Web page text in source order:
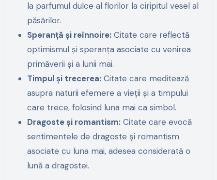
la parfumul dulce al florilor la ciripitul vesel al
păsărilor.
Speranță și reînnoire: Citate care reflectă
optimismul și speranța asociate cu venirea
primăverii și a lunii mai.
Timpul și trecerea: Citate care meditează
asupra naturii efemere a vieții și a timpului
care trece, folosind luna mai ca simbol.
Dragoste și romantism: Citate care evocă
sentimentele de dragoste și romantism
asociate cu luna mai, adesea considerată o
lună a dragostei.